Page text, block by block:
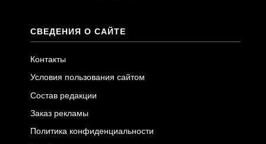
СВЕДЕНИЯ О САЙТЕ
Контакты
Условия пользования сайтом
Состав редакции
Заказ рекламы
Политика конфиденциальности